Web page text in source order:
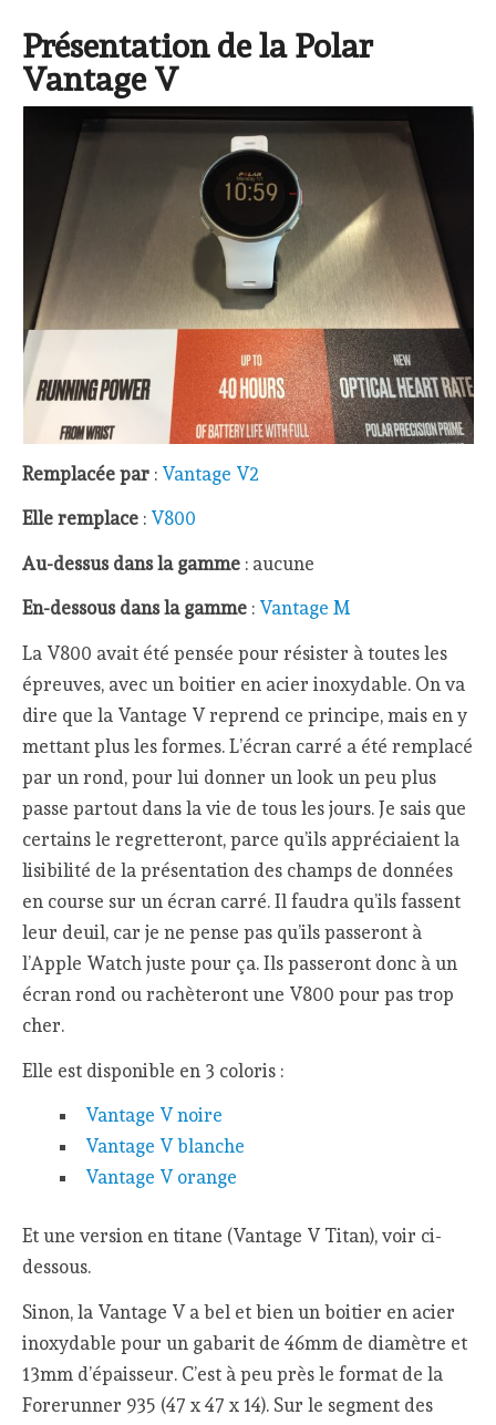
Présentation de la Polar
Vantage V
Remplacée par : Vantage V2
Elle remplace : V800
Au-dessus dans la gamme : aucune
En-dessous dans la gamme : Vantage M
La V800 avait été pensée pour résister à toutes les
épreuves, avec un boitier en acier inoxydable. On va
dire que la Vantage V reprend ce principe, mais en y
mettant plus les formes. L’écran carré a été remplacé
par un rond, pour lui donner un look un peu plus
passe partout dans la vie de tous les jours. Je sais que
certains le regretteront, parce qu’ils appréciaient la
lisibilité de la présentation des champs de données
en course sur un écran carré. Il faudra qu’ils fassent
leur deuil, car je ne pense pas qu’ils passeront à
l’Apple Watch juste pour ça. Ils passeront donc à un
écran rond ou rachèteront une V800 pour pas trop
cher.
Elle est disponible en 3 coloris :
Vantage V noire
Vantage V blanche
Vantage V orange
Et une version en titane (Vantage V Titan), voir ci-
dessous.
Sinon, la Vantage V a bel et bien un boitier en acier
inoxydable pour un gabarit de 46mm de diamètre et
13mm d’épaisseur. C’est à peu près le format de la
Forerunner 935 (47 x 47 x 14). Sur le segment des